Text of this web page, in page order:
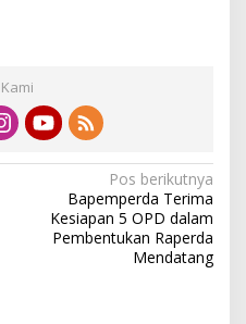
Pos berikutnya
Bapemperda Terima
Kesiapan 5 OPD dalam
Pembentukan Raperda
Mendatang